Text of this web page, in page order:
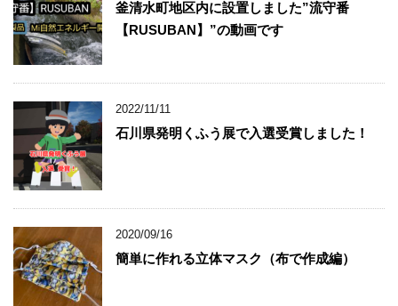
釜清水町地区内に設置しました”流守番
【RUSUBAN】”の動画です
2022/11/11
石川県発明くふう展で入選受賞しました！
2020/09/16
簡単に作れる立体マスク（布で作成編）